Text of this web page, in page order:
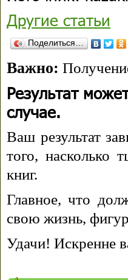
Другие статьи
Поделиться…
Важно:
Результат
случае.
Ваш результат
того, насколько
книг.
Главное, что
свою жизнь,
Удачи! Искренне